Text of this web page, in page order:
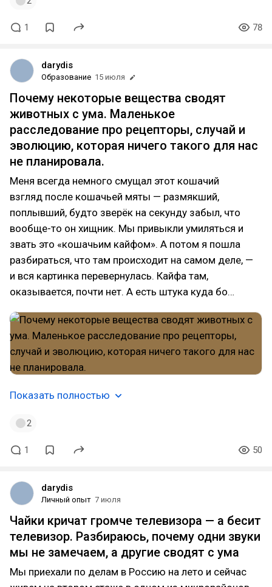
1 78
darydis
Образование 15 июля
Почему некоторые вещества сводят
животных с ума. Маленькое
расследование про рецепторы, случай и
эволюцию, которая ничего такого для нас
не планировала.
Меня всегда немного смущал этот кошачий
взгляд после кошачьей мяты — размякший,
поплывший, будто зверёк на секунду забыл, что
вообще-то он хищник. Мы привыкли умиляться и
звать это «кошачьим кайфом». А потом я пошла
разбираться, что там происходит на самом деле, —
и вся картинка перевернулась. Кайфа там,
оказывается, почти нет. А есть штука куда бо…
Показать полностью
2
1 50
darydis
Личный опыт 7 июля
Чайки кричат громче телевизора — а бесит
телевизор. Разбираюсь, почему одни звуки
мы не замечаем, а другие сводят с ума
Мы приехали по делам в Россию на лето и сейчас